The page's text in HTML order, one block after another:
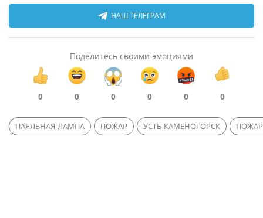
НАШ ТЕЛЕГРАМ
Поделитесь своими эмоциями
0 0 0 0 0 0
ПАЯЛЬНАЯ ЛАМПА ПОЖАР УСТЬ-КАМЕНОГОРСК